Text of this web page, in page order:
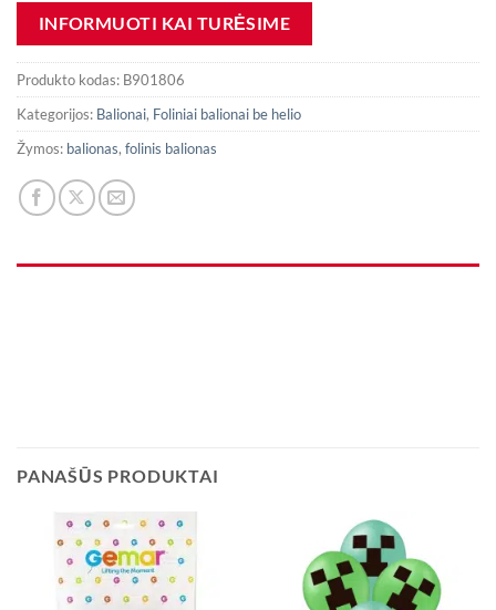
Produkto kodas: B901806
Kategorijos: Balionai, Foliniai balionai be helio
Žymos: balionas, folinis balionas
PANAŠŪS PRODUKTAI